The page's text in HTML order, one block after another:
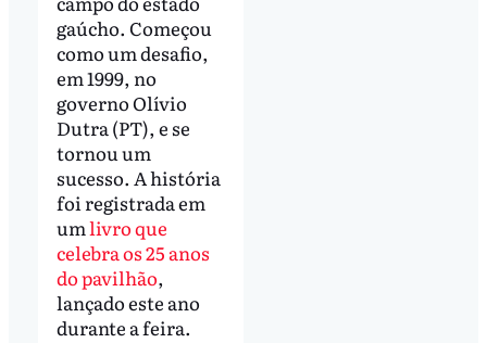
gaúcho. Começou
como um desafio,
em 1999, no
governo Olívio
Dutra (PT), e se
tornou um
sucesso. A história
foi registrada em
umlivro que
celebra os 25 anos
do pavilhão,
lançado este ano
durante a feira.